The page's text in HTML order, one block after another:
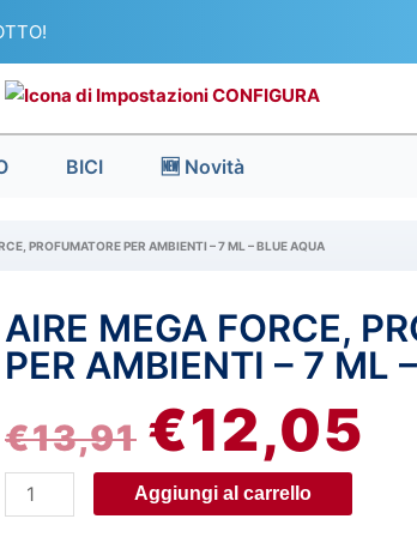
CONFIGURA
BICI 🆕 Novità
PROFUMATORE PER AMBIENTI – 7 ML – BLUE AQUA
AIRE MEGA FORCE,
PER AMBIENTI – 7 ML
€13,91
IL
PREZZO
ORIGINALE
ERA:
€12,05
IL
Aire
Mega
Force,
per
ambienti
-
Aggiungi al carrello